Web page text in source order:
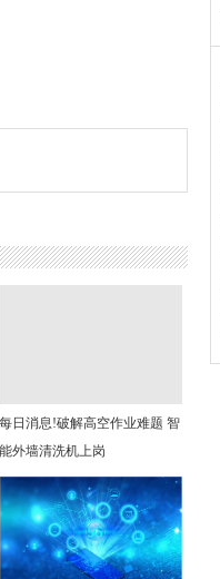
每日消息!破解高空作业难题 智
能外墙清洗机上岗